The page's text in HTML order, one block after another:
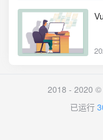
2018 - 2020 ©
已运行